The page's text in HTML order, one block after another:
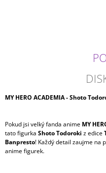
MY HERO ACADEMIA - Shoto
Pokud jsi velký fanda anime MY
tato figurka Shoto Todoroki z edice
Banpresto! Každý detail zaujme na
anime figurek.